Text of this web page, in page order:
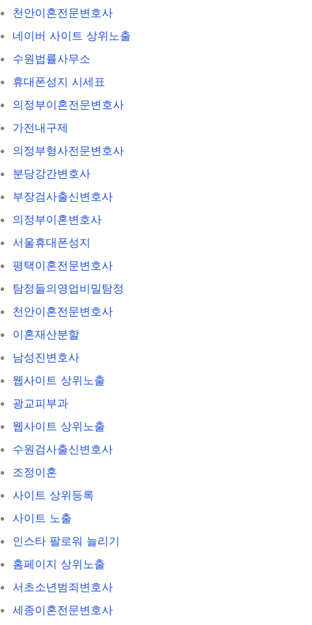
천안이혼전문변호사
네이버 사이트 상위노출
수원법률사무소
휴대폰성지 시세표
의정부이혼전문변호사
가전내구제
의정부형사전문변호사
분당강간변호사
부장검사출신변호사
의정부이혼변호사
서울휴대폰성지
평택이혼전문변호사
탐정들의영업비밀탐정
천안이혼전문변호사
이혼재산분할
남성진변호사
웹사이트 상위노출
광교피부과
웹사이트 상위노출
수원검사출신변호사
조정이혼
사이트 상위등록
사이트 노출
인스타 팔로워 늘리기
홈페이지 상위노출
서초소년범죄변호사
세종이혼전문변호사